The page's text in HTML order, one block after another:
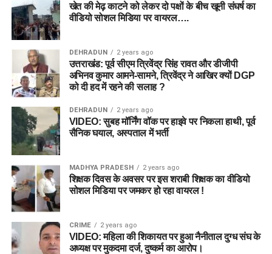
खेत की मेढ़ काटने को लेकर दो पक्षों के बीच खूनी संघर्ष का
वीडियो सोशल मिडिया पर वायरल….
DEHRADUN 2 years ago
उत्तराखंड: पूर्व सीएम त्रिवेंद्र सिंह रावत और डीजीपी
अभिनव कुमार आमने-सामने, त्रिवेंद्र ने आखिर क्यों DGP
को दी हद में रहने की सलाह ?
DEHRADUN 2 years ago
VIDEO: सुबह मॉर्निंग वॉक पर हाइवे पर निकला हाथी, पूर्व
सैनिक घयाल, अस्पताल में भर्ती
MADHYA PRADESH 2 years ago
शिक्षक दिवस के अवसर पर इस शराबी शिक्षक का वीडियो
सोशल मिडिया पर जमकर हो रहा वायरल !
CRIME 2 years ago
VIDEO: महिला की शिकायत पर हुआ नैनीताल दुग्ध संघ के
अध्यक्ष पर मुकदमा दर्ज, दुष्कर्म का आरोप।